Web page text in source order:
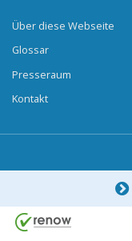
Über diese Webseite
Glossar
Presseraum
Kontakt